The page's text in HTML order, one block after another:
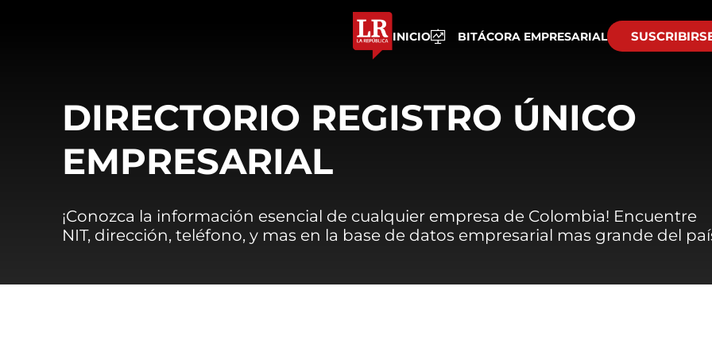
INICIO BITÁCORA EMPRESARIAL
DIRECTORIO REGISTRO ÚNICO
EMPRESARIAL
¡Conozca la información esencial de cualquier empresa de Colombia! Encuentre
NIT, dirección, teléfono, y mas en la base de datos empresarial mas grande del